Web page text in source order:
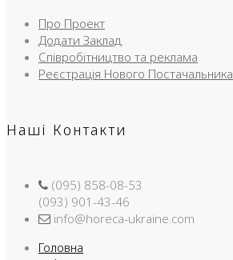
Про Проект
Додати Заклад
Співробітництво та реклама
Реєстрація Нового Постачальника
Наші Контакти
(095) 858-08-53
(093) 901-43-46
info@horeca-ukraine.com
Головна